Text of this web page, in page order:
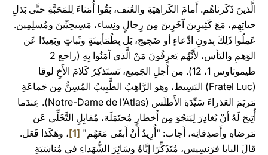
الَّذينَ ذَكَرناهُم. أَمامَ الكَراهِيَةِ والعُنف، بَقُوا أُمَناءَ لِلمَحَبَّةِ حتَّى بَذلِ
حياتِهِم، مَعَ كَثِيرِينَ آخَرِينَ مِن رِجالٍ ونِساء، مَسِيحِيِّينَ ومُسلِمِين.
عَمِلُوا ذَلِكَ بِدونِ ادِّعاءٍ أو ضَجِيج، بَل بِطُمَأنِينَةٍ وثَباتٍ وبَعِيدًا عَن
الوَهمِ واليَأس، لأَنَّهُم يَعرِفُونَ مَنْ الَّذي آمَنُوا بِهِ (راجع 2
طيموتاوس 1، 12). مِن أَجلِ الجَمِيع، نَستَذكِرُ كَلامَ الأَخِ لوقا
(Fratel Luc) البَسِيط، وهو الرَّاهِبُ الطَّبِيبُ المُسِنُّ مِن جَماعَةِ
مَريَمَ العَذراءَ سَيِّدَةِ الأَطلَس (Notre-Dame de l’Atlas). عِندَما
أُتِيحَ لَهُ أنْ يُغادِرَ لِيَنجُوَ مِن أَخطارٍ مُحتَمَلَة، مُقابِلِ التَّخَلِّي عَن
مَرضاهِ وأَصدِقائِه، أَجاب: "أُرِيدُ أَنْ أَبقَى مَعَهُم" [1]
، وهَكَذا فَعَل.
قالَ البابا فرَنسِيس، مُتَذَكِّرًا إيَّاهُ وسَائِرَ الشُّهَداءِ في مُناسَبَةِ